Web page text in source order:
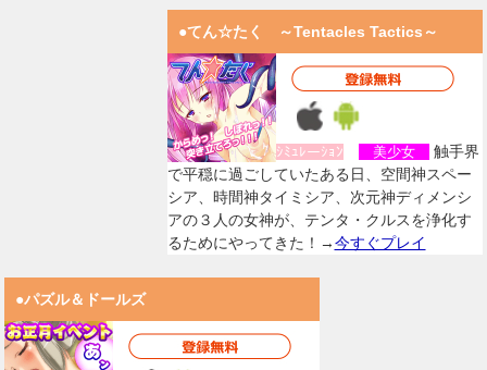
●てん☆たく ～Tentacles Tactics～
ｼﾐｭﾚーｼｮﾝ 美少女
触手界
で平穏に過ごしていたある日、空間神スペー
シア、時間神タイミシア、次元神ディメンシ
アの３人の女神が、テンタ・クルスを浄化す
るためにやってきた！→今すぐプレイ
●パズル＆ドールズ